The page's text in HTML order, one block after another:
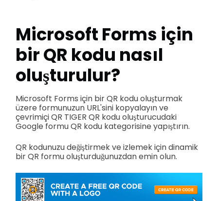
Microsoft Forms için
bir QR kodu nasıl
oluşturulur?
Microsoft Forms için bir QR kodu oluşturmak
üzere formunuzun URL'sini kopyalayın ve
çevrimiçi QR TIGER QR kodu oluşturucudaki
Google formu QR kodu kategorisine yapıştırın.
QR kodunuzu değiştirmek ve izlemek için dinamik
bir QR formu oluşturduğunuzdan emin olun.